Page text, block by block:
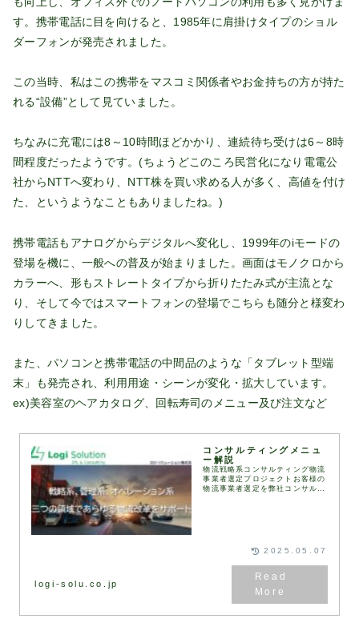
す。携帯電話に目を向けると、1985年に肩掛けタイプのショル
ダーフォンが発売されました。
この当時、私はこの携帯をマスコミ関係者やお金持ちの方が持た
れる“設備”として見ていました。
ちなみに充電には8～10時間ほどかかり、連続待ち受けは6～8時
間程度だったようです。(ちょうどこのころ民営化になり電電公
社からNTTへ変わり、NTT株を買い求める人が多く、高値を付け
た、というようなこともありましたね。)
携帯電話もアナログからデジタルへ変化し、1999年のiモードの
登場を機に、一般への普及が始まりました。画面はモノクロから
カラーへ、形もストレートタイプから折りたたみ式が主流とな
り、そして今ではスマートフォンの登場でこちらも随分と様変わ
りしてきました。
また、パソコンと携帯電話の中間品のような「タブレット型端
末」も発売され、利用用途・シーンが変化・拡大しています。
ex)美容室のヘアカタログ、回転寿司のメニュー及び注文など
コンサルティングメニュ
ー解説
物流戦略系コンサルティング物流
事業者選定プロジェクトお客様の
物流事業者選定を弊社コンサルタ
logi-solu.co.jp
2025.05.07